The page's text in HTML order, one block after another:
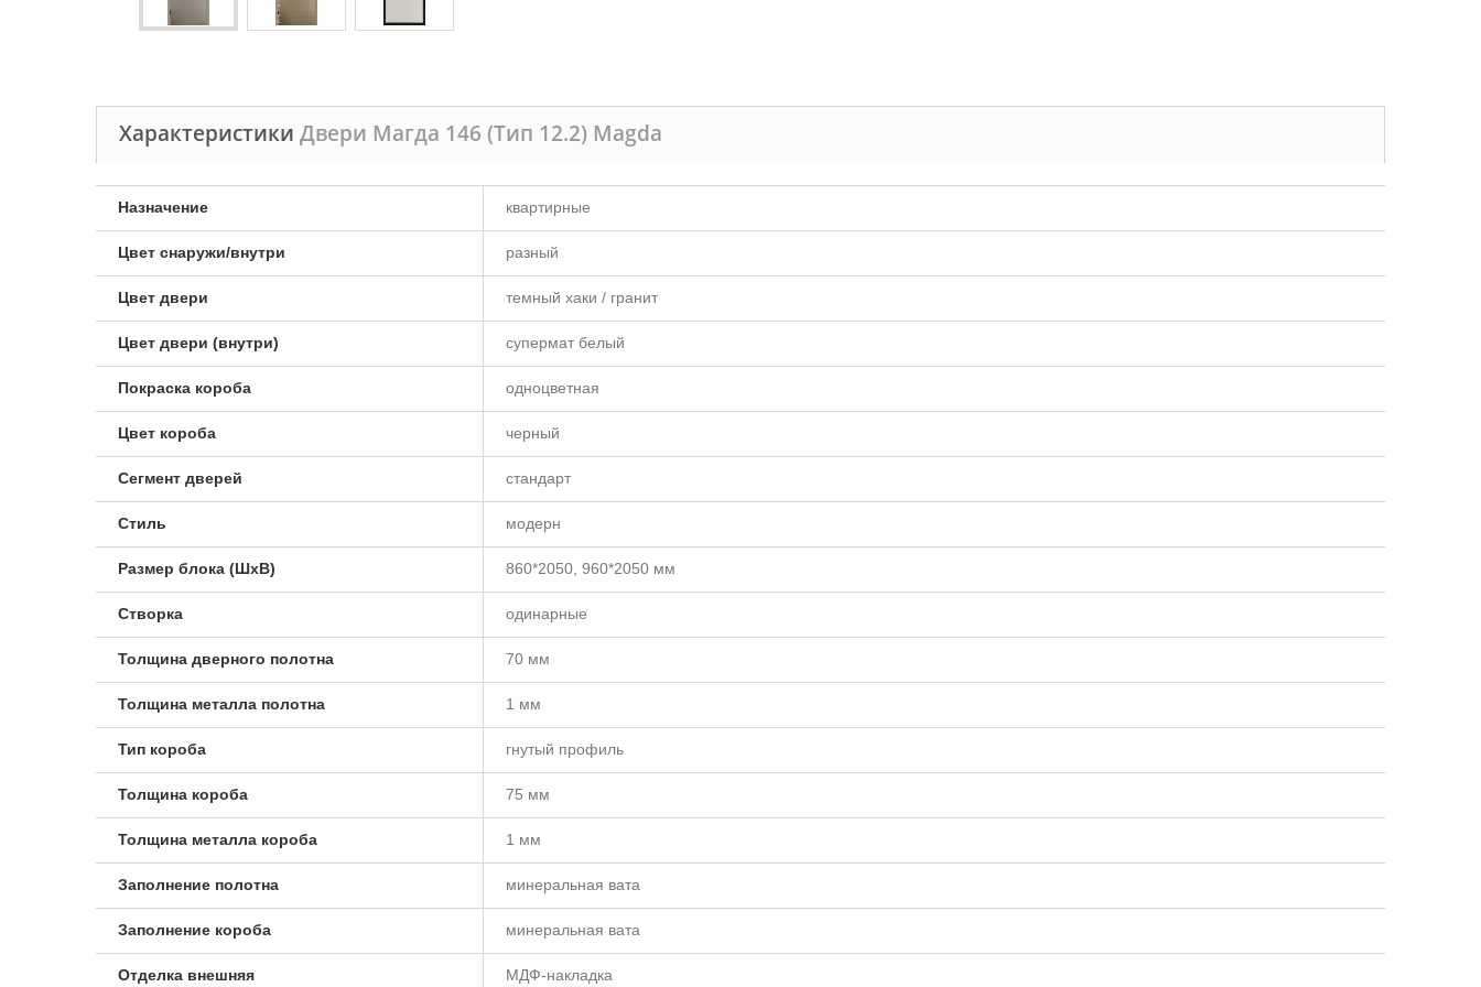
Характеристики Двери Магда 146 (Тип 12.2) Magda
Назначение квартирные
Цвет снаружи/внутри разный
Цвет двери темный хаки / гранит
Цвет двери (внутри) супермат белый
Покраска короба одноцветная
Цвет короба черный
Сегмент дверей стандарт
Стиль модерн
Размер блока (ШxВ) 860*2050, 960*2050 мм
Створка одинарные
Толщина дверного полотна 70 мм
Толщина металла полотна 1 мм
Тип короба гнутый профиль
Толщина короба 75 мм
Толщина металла короба 1 мм
Заполнение полотна минеральная вата
Заполнение короба минеральная вата
Отделка внешняя МДФ-накладка